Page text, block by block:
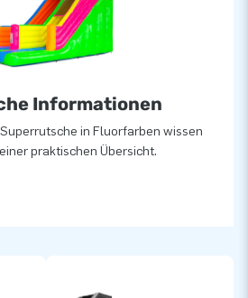
Informationen
in Fluorfarben wissen
praktischen Übersicht.